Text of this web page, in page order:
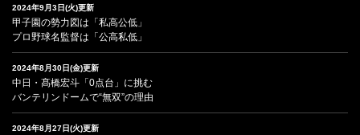
2024年9月3日(火)更新
甲子園の勢力図は「私高公低」
プロ野球名監督は「公高私低」
2024年8月30日(金)更新
中日・髙橋宏斗「0点台」に挑む
バンテリンドームで“無双”の理由
2024年8月27日(火)更新